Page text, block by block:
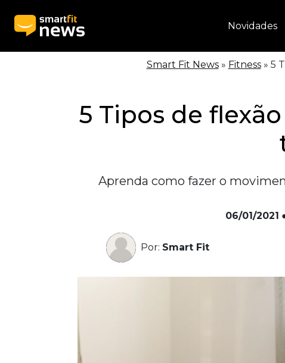
Novidades
Smart Fit News » Fitness » 5
5 Tipos de
Aprenda como fazer o
06/01/2021
Por: Smart Fit